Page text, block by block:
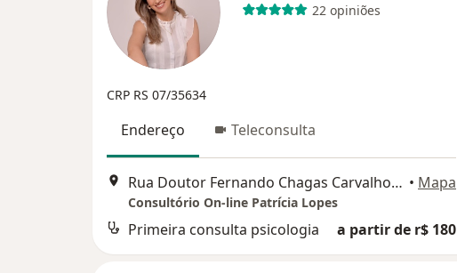
22 opiniões
CRP RS 07/35634
Endereço Teleconsulta
Rua Doutor Fernando Chagas Carvalho, Santa Maria • Mapa
Consultório On-line Patrícia Lopes
Primeira consulta psicologia a partir de r$ 180